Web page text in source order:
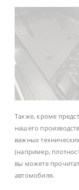
Также, кроме
нашего
важных
(например,
вы можете
автомобиля.